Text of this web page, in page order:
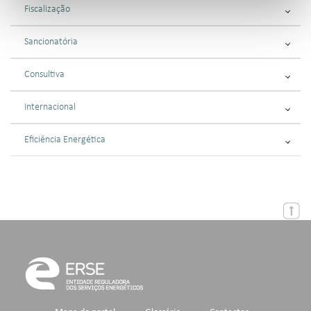
Fiscalização
Sancionatória
Consultiva
Internacional
Eficiência Energética